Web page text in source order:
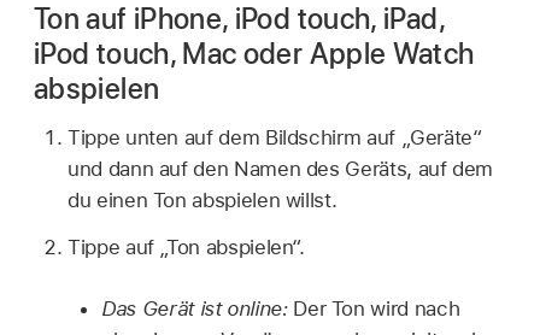
Ton auf iPhone, iPod touch, iPad,
iPod touch, Mac oder Apple Watch
abspielen
Tippe unten auf dem Bildschirm auf „Geräte“
und dann auf den Namen des Geräts, auf dem
du einen Ton abspielen willst.
Tippe auf „Ton abspielen“.
Das Gerät ist online: Der Ton wird nach